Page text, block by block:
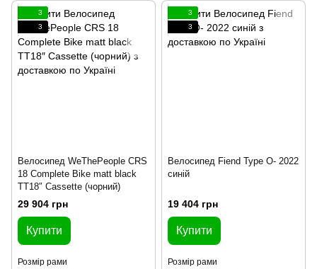
3
3
Велосипед WeThePeople CRS
18 Complete Bike matt black
TT18″ Cassette (чорний)
29 904 грн
Купити
Розмір рами
3
3
Велосипед Fiend Type O- 2022
синій
19 404 грн
Купити
Розмір рами